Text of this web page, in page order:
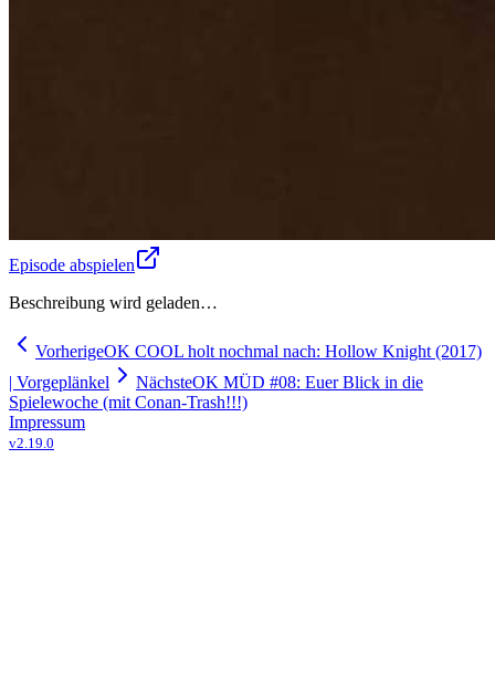
Episode abspielen
Beschreibung wird geladen…
VorherigeOK COOL holt nochmal nach: Hollow Knight (2017)
| Vorgeplänkel
NächsteOK MÜD #08: Euer Blick in die
Spielewoche (mit Conan-Trash!!!)
Impressum
v2.19.0